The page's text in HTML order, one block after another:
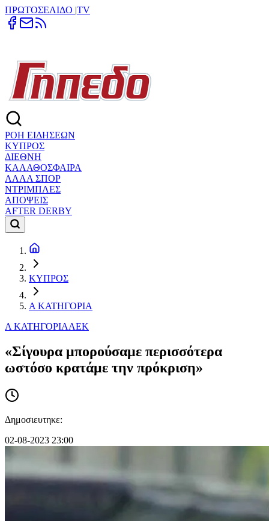
ΠΡΩΤΟΣΕΛΙΔΟ |TV
ΡΟΗ ΕΙΔΗΣΕΩΝ
ΚΥΠΡΟΣ
ΔΙΕΘΝΗ
ΚΑΛΑΘΟΣΦΑΙΡΑ
ΑΛΛΑ ΣΠΟΡ
ΝΤΡΙΜΠΛΕΣ
ΑΠΟΨΕΙΣ
AFTER DERBY
ΚΥΠΡΟΣ
Α ΚΑΤΗΓΟΡΙΑ
Α ΚΑΤΗΓΟΡΙΑΑΕΚ
«Σίγουρα μπορούσαμε περισσότερα
ωστόσο κρατάμε την πρόκριση»
Δημοσιευτηκε:
02-08-2023 23:00